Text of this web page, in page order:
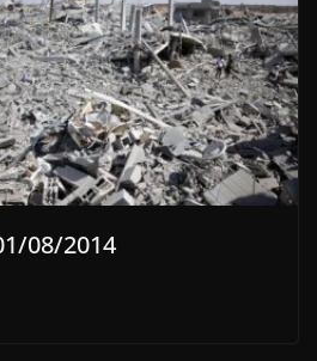
08/2014